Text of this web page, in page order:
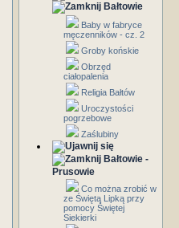
Bałtowie
Baby w fabryce
męczenników - cz. 2
Groby końskie
Obrzęd
ciałopalenia
Religia Bałtów
Uroczystości
pogrzebowe
Zaślubiny
Bałtowie -
Prusowie
Co można zrobić w
ze Świętą Lipką przy
pomocy Świętej
Siekierki